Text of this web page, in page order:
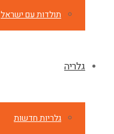
תולדות עם ישראל
גלריה
גלריות חדשות